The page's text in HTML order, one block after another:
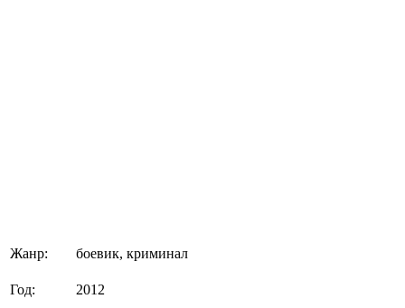
Жанр: боевик, криминал
Год: 2012